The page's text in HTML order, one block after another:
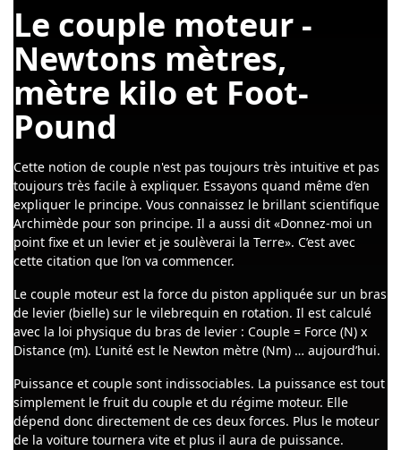
Le couple moteur -
Newtons mètres,
mètre kilo et Foot-
Pound
Cette notion de couple n'est pas toujours très intuitive et pas
toujours très facile à expliquer. Essayons quand même d’en
expliquer le principe. Vous connaissez le brillant scientifique
Archimède pour son principe. Il a aussi dit «Donnez-moi un
point fixe et un levier et je soulèverai la Terre». C’est avec
cette citation que l’on va commencer.
Le couple moteur est la force du piston appliquée sur un bras
de levier (bielle) sur le vilebrequin en rotation. Il est calculé
avec la loi physique du bras de levier : Couple = Force (N) x
Distance (m). L’unité est le Newton mètre (Nm) … aujourd’hui.
Puissance et couple sont indissociables. La puissance est tout
simplement le fruit du couple et du régime moteur. Elle
dépend donc directement de ces deux forces. Plus le moteur
de la voiture tournera vite et plus il aura de puissance.